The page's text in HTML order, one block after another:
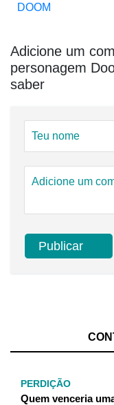
DOOM
Adicione um
personagem
saber
PERDIÇÃO
Quem venceria